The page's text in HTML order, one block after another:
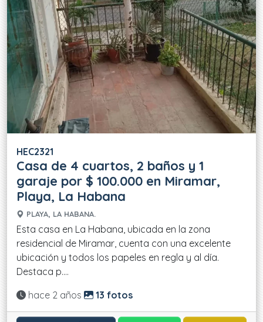
HEC2321
Casa de 4 cuartos, 2 baños y 1
garaje por $ 100.000 en Miramar,
Playa, La Habana
PLAYA, LA HABANA.
Esta casa en La Habana, ubicada en la zona
residencial de Miramar, cuenta con una excelente
ubicación y todos los papeles en regla y al día.
Destaca p....
Actualizado:
hace 2 años 13 fotos